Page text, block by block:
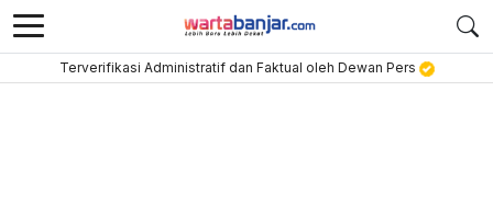
Terverifikasi Administratif dan Faktual oleh Dewan Pers